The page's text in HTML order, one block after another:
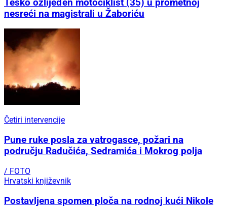
Teško ozlijeđen motociklist (35) u prometnoj
nesreći na magistrali u Žaboriću
Četiri intervencije
Pune ruke posla za vatrogasce, požari na
području Radučića, Sedramića i Mokrog polja
/ FOTO
Hrvatski književnik
Postavljena spomen ploča na rodnoj kući Nikole